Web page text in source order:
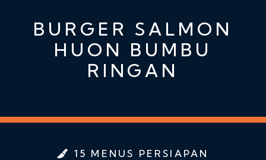
BURGER SALMON
HUON BUMBU
RINGAN
15 MENUS PERSIAPAN